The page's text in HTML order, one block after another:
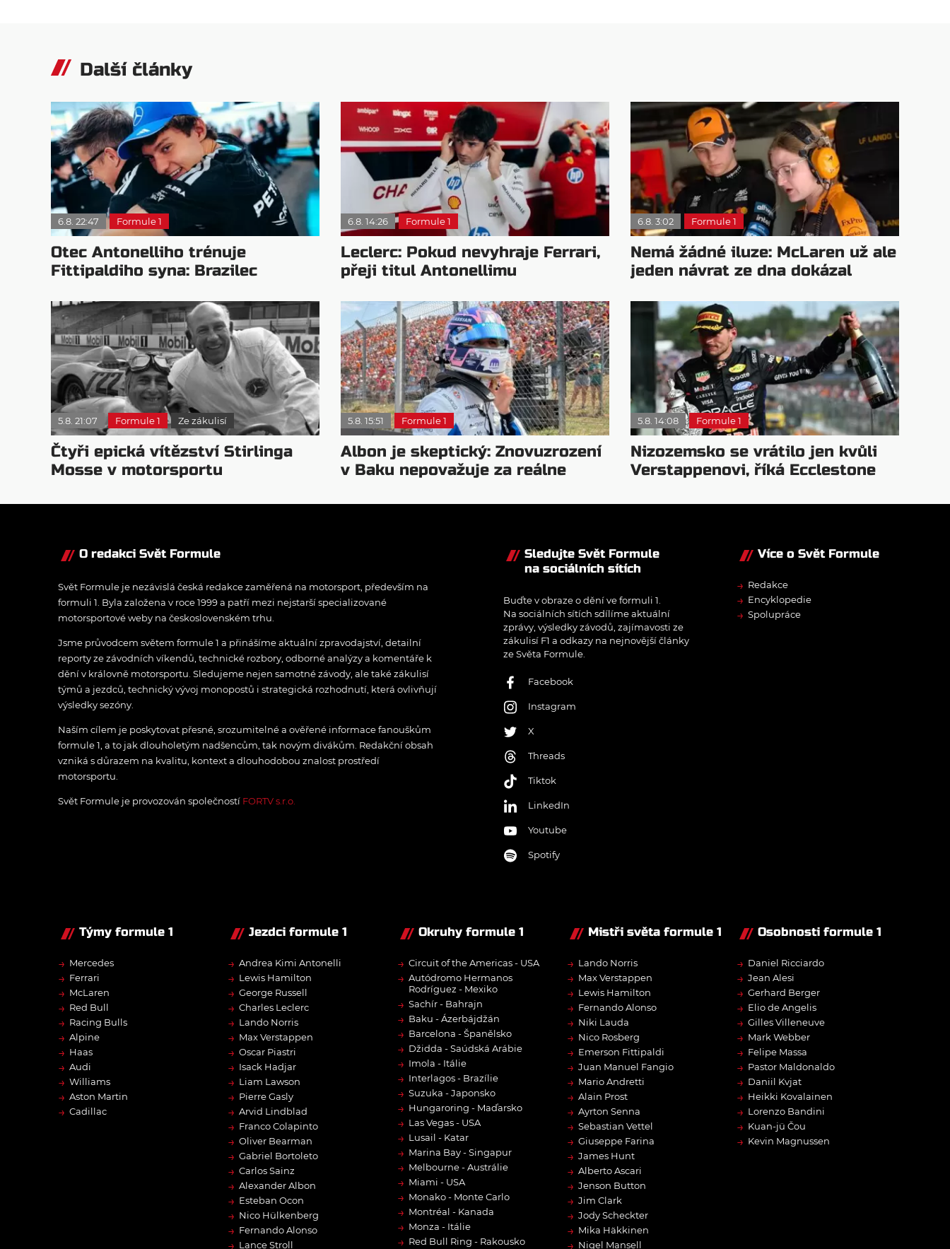
Další články
6.8. 22:47 Formule 1
Otec Antonelliho trénuje
Fittipaldiho syna: Brazilec
6.8. 14:26 Formule 1
Leclerc: Pokud nevyhraje Ferrari,
přeji titul Antonellimu
6.8. 3:02 Formule 1
Nemá žádné iluze: McLaren už ale
jeden návrat ze dna dokázal
5.8. 21:07 Formule 1 Ze zákulisí
Čtyři epická vítězství Stirlinga
Mosse v motorsportu
5.8. 15:51 Formule 1
Albon je skeptický: Znovuzrození
v Baku nepovažuje za reálne
5.8. 14:08 Formule 1
Nizozemsko se vrátilo jen kvůli
Verstappenovi, říká Ecclestone
O redakci Svět Formule
Svět Formule je nezávislá česká redakce zaměřená na motorsport, především na
formuli 1. Byla založena v roce 1999 a patří mezi nejstarší specializované
motorsportové weby na československém trhu.
Jsme průvodcem světem formule 1 a přinášíme aktuální zpravodajství, detailní
reporty ze závodních víkendů, technické rozbory, odborné analýzy a komentáře k
dění v královně motorsportu. Sledujeme nejen samotné závody, ale také zákulisí
týmů a jezdců, technický vývoj monopostů i strategická rozhodnutí, která ovlivňují
výsledky sezóny.
Naším cílem je poskytovat přesné, srozumitelné a ověřené informace fanouškům
formule 1, a to jak dlouholetým nadšencům, tak novým divákům. Redakční obsah
vzniká s důrazem na kvalitu, kontext a dlouhodobou znalost prostředí
motorsportu.
Svět Formule je provozován společností FORTV s.r.o.
Sledujte Svět Formule
na sociálních sítích
Buďte v obraze o dění ve formuli 1.
Na sociálních sítích sdílíme aktuální
zprávy, výsledky závodů, zajímavosti ze
zákulisí F1 a odkazy na nejnovější články
ze Světa Formule.
Facebook
Instagram
X
Threads
Tiktok
LinkedIn
Youtube
Spotify
Více o Svět Formule
→ Redakce
→ Encyklopedie
→ Spolupráce
Týmy formule 1
→ Mercedes
→ Ferrari
→ McLaren
→ Red Bull
→ Racing Bulls
→ Alpine
→ Haas
→ Audi
→ Williams
→ Aston Martin
→ Cadillac
Jezdci formule 1
→ Andrea Kimi Antonelli
→ Lewis Hamilton
→ George Russell
→ Charles Leclerc
→ Lando Norris
→ Max Verstappen
→ Oscar Piastri
→ Isack Hadjar
→ Liam Lawson
→ Pierre Gasly
→ Arvid Lindblad
→ Franco Colapinto
→ Oliver Bearman
→ Gabriel Bortoleto
→ Carlos Sainz
→ Alexander Albon
→ Esteban Ocon
→ Nico Hülkenberg
→ Fernando Alonso
→ Lance Stroll
Okruhy formule 1
→ Circuit of the Americas - USA
→ Autódromo Hermanos
Rodríguez - Mexiko
→ Sachír - Bahrajn
→ Baku - Ázerbájdžán
→ Barcelona - Španělsko
→ Džidda - Saúdská Arábie
→ Imola - Itálie
→ Interlagos - Brazílie
→ Suzuka - Japonsko
→ Hungaroring - Maďarsko
→ Las Vegas - USA
→ Lusail - Katar
→ Marina Bay - Singapur
→ Melbourne - Austrálie
→ Miami - USA
→ Monako - Monte Carlo
→ Montréal - Kanada
→ Monza - Itálie
→ Red Bull Ring - Rakousko
Mistři světa formule 1
→ Lando Norris
→ Max Verstappen
→ Lewis Hamilton
→ Fernando Alonso
→ Niki Lauda
→ Nico Rosberg
→ Emerson Fittipaldi
→ Juan Manuel Fangio
→ Mario Andretti
→ Alain Prost
→ Ayrton Senna
→ Sebastian Vettel
→ Giuseppe Farina
→ James Hunt
→ Alberto Ascari
→ Jenson Button
→ Jim Clark
→ Jody Scheckter
→ Mika Häkkinen
→ Nigel Mansell
Osobnosti formule 1
→ Daniel Ricciardo
→ Jean Alesi
→ Gerhard Berger
→ Elio de Angelis
→ Gilles Villeneuve
→ Mark Webber
→ Felipe Massa
→ Pastor Maldonaldo
→ Daniil Kvjat
→ Heikki Kovalainen
→ Lorenzo Bandini
→ Kuan-jü Čou
→ Kevin Magnussen